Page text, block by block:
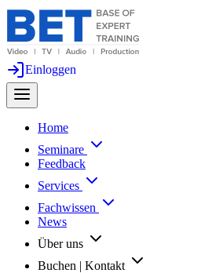
Einloggen
Home
Seminare
Feedback
Services
Fachwissen
News
Über uns
Buchen | Kontakt